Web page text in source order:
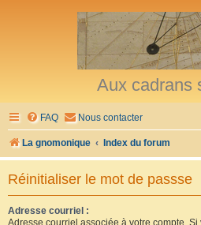
Aux cadrans
FAQ Nous contacter
La gnomonique Index du forum
Réinitialiser le mot de passse
Adresse courriel :